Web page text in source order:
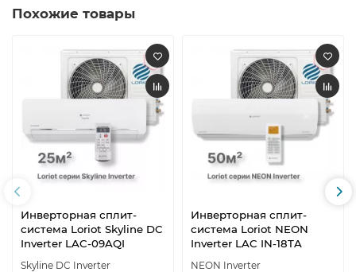
Похожие товары
Инверторная сплит-
система Loriot Skyline DC
Inverter LAC-09AQI
Skyline DC Inverter
Инверторная сплит-
система Loriot NEON
Inverter LAC IN-18TA
NEON Inverter